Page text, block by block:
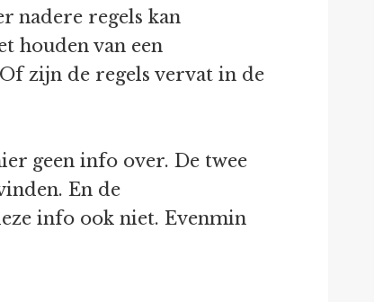
nadere regels kan
houden van een
zijn de regels vervat in de
geen info over. De twee
En de
info ook niet. Evenmin